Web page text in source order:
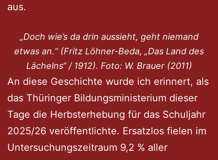
aus.
„Doch wie’s da drin aussieht, geht niemand
etwas an.“ (Fritz Löhner-Beda, „Das Land des
Lächelns“ / 1912). Foto: W. Brauer (2011)
An diese Geschichte wurde ich erinnert, als
das Thüringer Bildungsministerium dieser
Tage die Herbsterhebung für das Schuljahr
2025/26 veröffentlichte. Ersatzlos fielen im
Untersuchungszeitraum 9,2 % aller